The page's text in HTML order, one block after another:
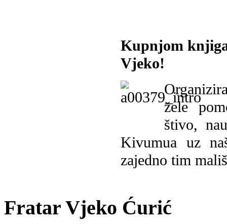
Kupnjom
Vjeko!
žele
štivo,
Kivumua uz
zajedno tim
Fratar Vjeko Ćurić